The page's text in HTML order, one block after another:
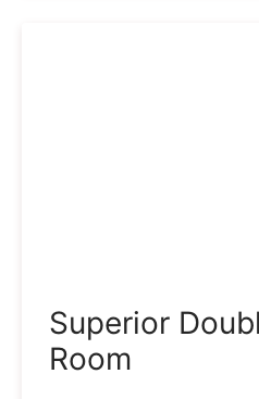
Superior
Room